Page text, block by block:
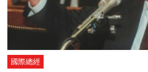
國際總經